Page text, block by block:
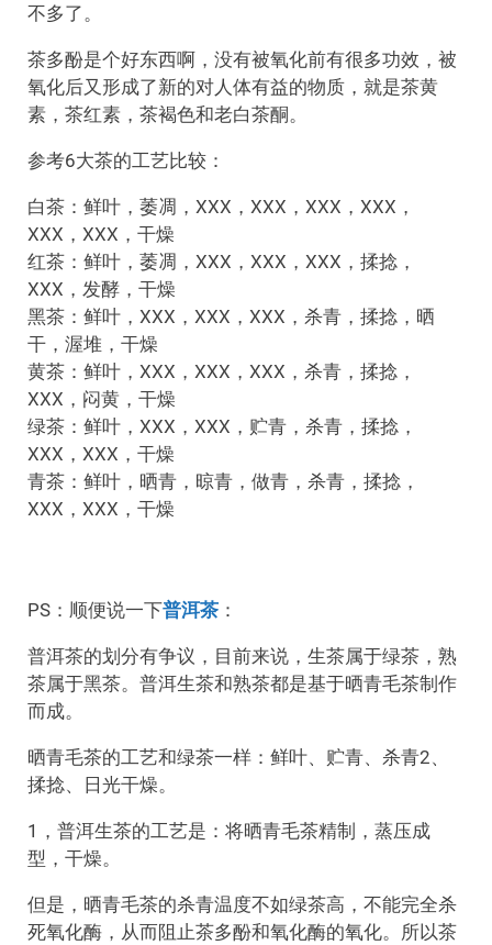
不多了。
茶多酚是个好东西啊，没有被氧化前有很多功效，被
氧化后又形成了新的对人体有益的物质，就是茶黄
素，茶红素，茶褐色和老白茶酮。
参考6大茶的工艺比较：
白茶：鲜叶，萎凋，XXX，XXX，XXX，XXX，
XXX，XXX，干燥
红茶：鲜叶，萎凋，XXX，XXX，XXX，揉捻，
XXX，发酵，干燥
黑茶：鲜叶，XXX，XXX，XXX，杀青，揉捻，晒
干，渥堆，干燥
黄茶：鲜叶，XXX，XXX，XXX，杀青，揉捻，
XXX，闷黄，干燥
绿茶：鲜叶，XXX，XXX，贮青，杀青，揉捻，
XXX，XXX，干燥
青茶：鲜叶，晒青，晾青，做青，杀青，揉捻，
XXX，XXX，干燥
PS：顺便说一下普洱茶 ：
普洱茶的划分有争议，目前来说，生茶属于绿茶，熟
茶属于黑茶。普洱生茶和熟茶都是基于晒青毛茶制作
而成。
晒青毛茶的工艺和绿茶一样：鲜叶、贮青、杀青2、
揉捻、日光干燥。
1，普洱生茶的工艺是：将晒青毛茶精制，蒸压成
型，干燥。
但是，晒青毛茶的杀青温度不如绿茶高，不能完全杀
死氧化酶，从而阻止茶多酚和氧化酶的氧化。所以茶